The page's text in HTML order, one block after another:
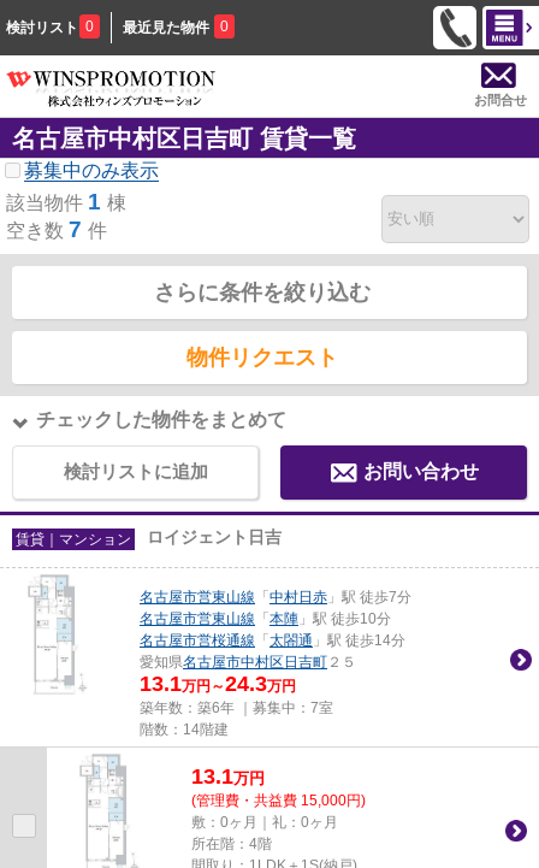
検討リスト 0 最近見た物件 0
お問合せ
名古屋市中村区日吉町 賃貸一覧
募集中のみ表示
該当物件 1 棟
空き数 7 件
さらに条件を絞り込む
物件リクエスト
チェックした物件をまとめて
検討リストに追加 お問い合わせ
賃貸｜マンション ロイジェント日吉
名古屋市営東山線 「 中村日赤 」駅 徒歩7分
名古屋市営東山線 「 本陣 」駅 徒歩10分
名古屋市営桜通線 「 太閤通 」駅 徒歩14分
愛知県名古屋市中村区 日吉町 ２５
13.1万円～24.3万円
築年数：築6年 ｜募集中： 7室
階数：14階建
13.1万円
(管理費・共益費 15,000円)
敷：0ヶ月｜礼：0ヶ月
所在階：4階